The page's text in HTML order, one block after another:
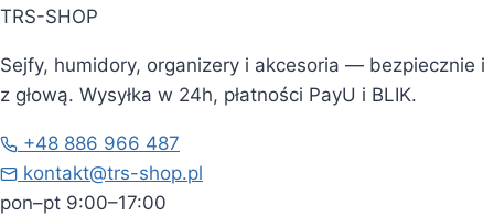
TRS-SHOP
Sejfy, humidory, organizery i akcesoria — bezpiecznie i
z głową. Wysyłka w 24h, płatności PayU i BLIK.
+48 886 966 487
kontakt@trs-shop.pl
pon–pt 9:00–17:00